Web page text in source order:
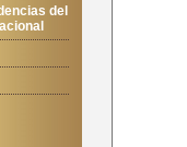
del